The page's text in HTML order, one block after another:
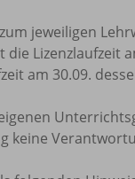
jeweiligen
die Lizenzlaufzeit
am 30.09.
keine